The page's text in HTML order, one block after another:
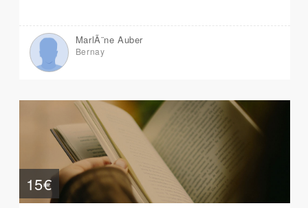
MarlÃ¨ne Auber
Bernay
15€